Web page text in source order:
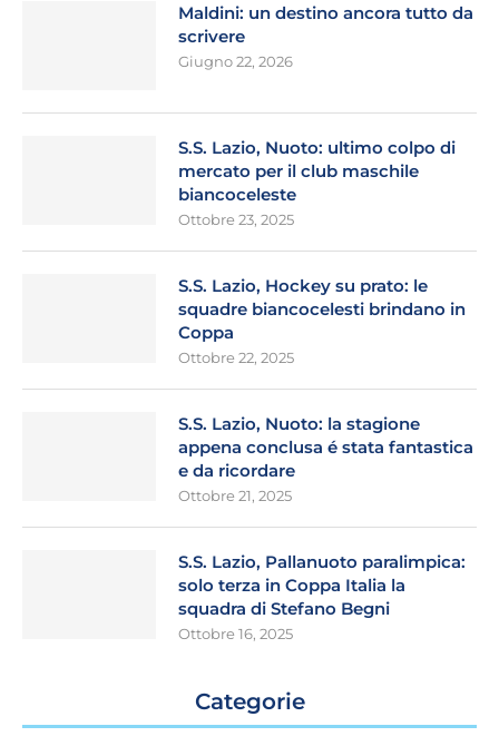
Maldini: un destino ancora tutto da
scrivere
Giugno 22, 2026
S.S. Lazio, Nuoto: ultimo colpo di
mercato per il club maschile
biancoceleste
Ottobre 23, 2025
S.S. Lazio, Hockey su prato: le
squadre biancocelesti brindano in
Coppa
Ottobre 22, 2025
S.S. Lazio, Nuoto: la stagione
appena conclusa é stata fantastica
e da ricordare
Ottobre 21, 2025
S.S. Lazio, Pallanuoto paralimpica:
solo terza in Coppa Italia la
squadra di Stefano Begni
Ottobre 16, 2025
Categorie